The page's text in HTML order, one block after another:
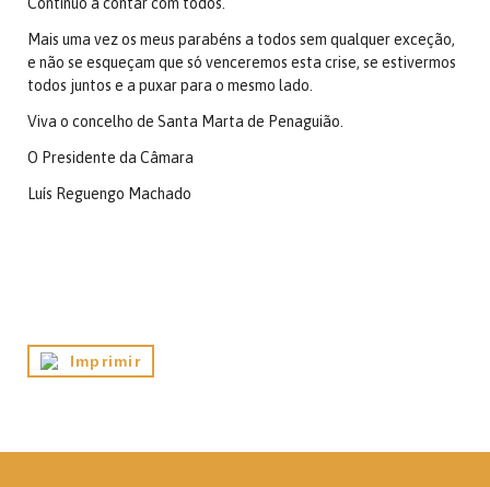
Mais uma vez os meus parabéns a todos sem qualquer exceção,
e não se esqueçam que só venceremos esta crise, se estivermos
todos juntos e a puxar para o mesmo lado.
Viva o concelho de Santa Marta de Penaguião.
O Presidente da Câmara
Luís Reguengo Machado
Imprimir